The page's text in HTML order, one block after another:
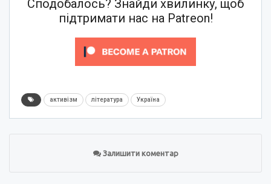
Сподобалось? Знайди хвилинку, щоб
підтримати нас на Patreon!
активізм література Україна
Залишити коментар